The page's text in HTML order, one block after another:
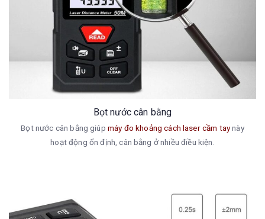
Bọt nước cân bằng
Bọt nước cân bằng giúp máy đo khoảng cách laser cầm taynày
hoạt động ổn định, cân bằng ở nhiều điều kiện.